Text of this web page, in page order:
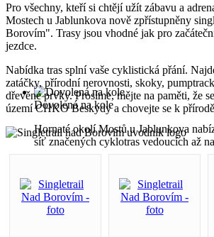
Dovolená na kole
Hornaté okolí Mostů u Jablunkova
síť značených cyklotras vedoucích až
Pro všechny, kteří si chtějí užít zábavu a
Mostech u Jablunkova nově zpřístupněny
Borovím". Trasy jsou vhodné jak pro
jezdce.
Nabídka tras splní vaše cyklistická přání.
zatáčky, přírodní nerovnosti, skoky,
dřevěné prvky. Prosíme, mějte na paměti, že
území CHKO Beskydy a chovejte se k